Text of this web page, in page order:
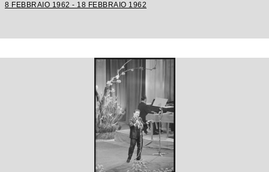
8 FEBBRAIO 1962 - 18 FEBBRAIO 1962